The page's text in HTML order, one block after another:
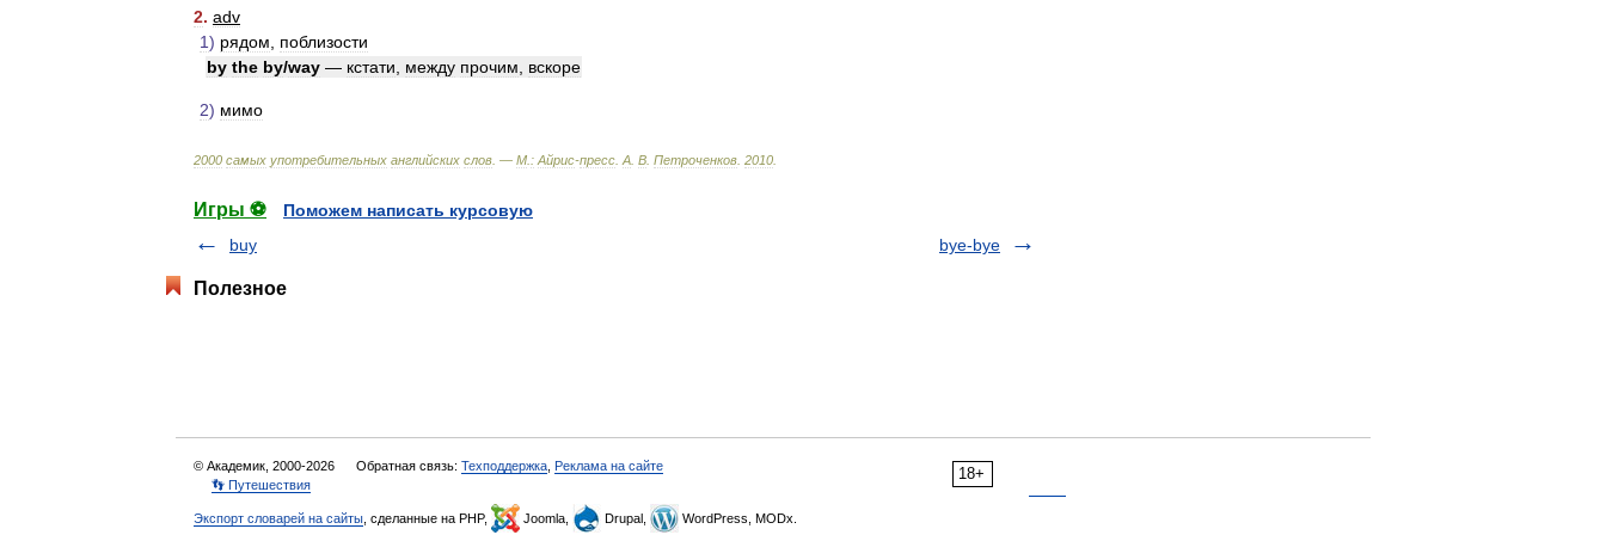
2. adv
1) рядом
поблизости
by the by/way — кстати между прочим вскоре
2) мимо
2000 самых употребительных английских слов . — М : Айрис-пресс А В Петроченков 2010
Игры ⚽
Поможем написать курсовую
buy
bye-bye
Полезное
18+
© Академик, 2000-2026 Обратная связь: Техподдержка Реклама на сайте
👣 Путешествия
Экспорт словарей на сайты , сделанные на PHP, Joomla, Drupal, WordPress, MODx.